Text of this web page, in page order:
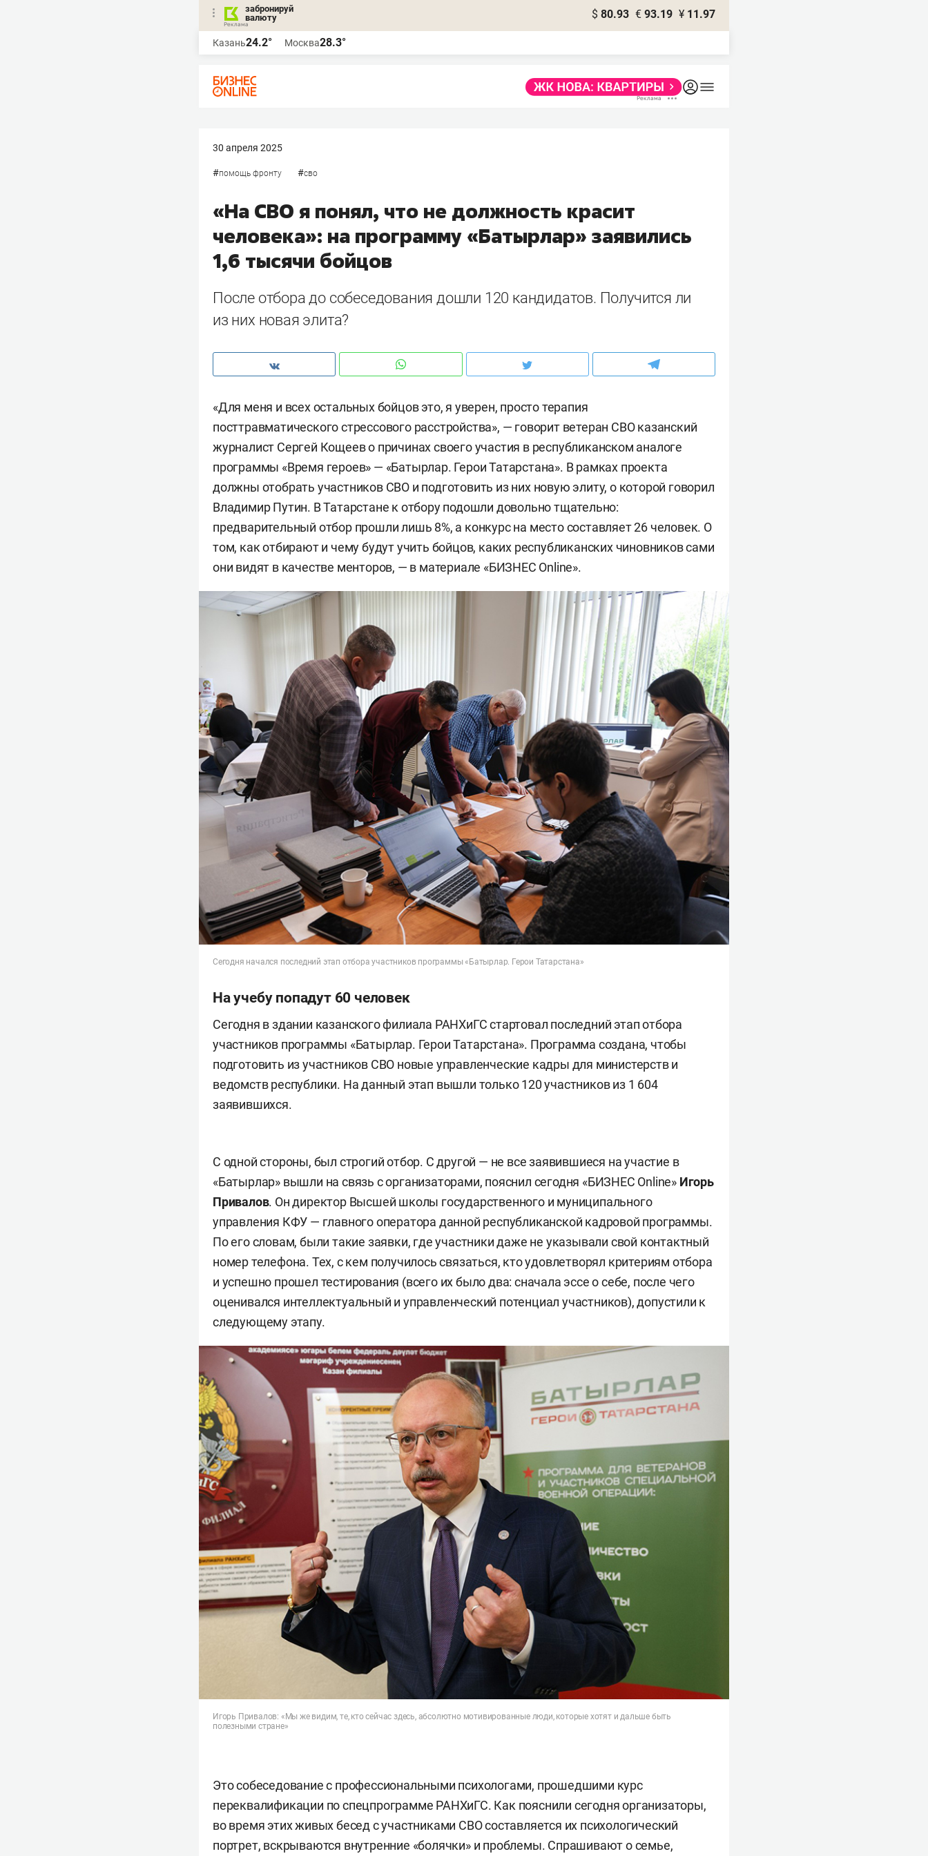
забронируй
валюту
$ 80.93 € 93.19 ¥ 11.97
Казань24.2° Москва28.3°
30 апреля 2025
#помощь фронту #сво
«На СВО я понял, что не должность красит
человека»: на программу «Батырлар» заявились
1,6 тысячи бойцов
После отбора до собеседования дошли 120 кандидатов. Получится ли
из них новая элита?
«Для меня и всех остальных бойцов это, я уверен, просто терапия
посттравматического стрессового расстройства», — говорит ветеран СВО казанский
журналист Сергей Кощеев о причинах своего участия в республиканском аналоге
программы «Время героев» — «Батырлар. Герои Татарстана». В рамках проекта
должны отобрать участников СВО и подготовить из них новую элиту, о которой говорил
Владимир Путин. В Татарстане к отбору подошли довольно тщательно:
предварительный отбор прошли лишь 8%, а конкурс на место составляет 26 человек. О
том, как отбирают и чему будут учить бойцов, каких республиканских чиновников сами
они видят в качестве менторов, — в материале «БИЗНЕС Online».
Сегодня начался последний этап отбора участников программы «Батырлар. Герои Татарстана»
На учебу попадут 60 человек
Сегодня в здании казанского филиала РАНХиГС стартовал последний этап отбора
участников программы «Батырлар. Герои Татарстана». Программа создана, чтобы
подготовить из участников СВО новые управленческие кадры для министерств и
ведомств республики. На данный этап вышли только 120 участников из 1 604
заявившихся.
С одной стороны, был строгий отбор. С другой — не все заявившиеся на участие в
«Батырлар» вышли на связь с организаторами, пояснил сегодня «БИЗНЕС Online» Игорь
Привалов. Он директор Высшей школы государственного и муниципального
управления КФУ — главного оператора данной республиканской кадровой программы.
По его словам, были такие заявки, где участники даже не указывали свой контактный
номер телефона. Тех, с кем получилось связаться, кто удовлетворял критериям отбора
и успешно прошел тестирования (всего их было два: сначала эссе о себе, после чего
оценивался интеллектуальный и управленческий потенциал участников), допустили к
следующему этапу.
Игорь Привалов: «Мы же видим, те, кто сейчас здесь, абсолютно мотивированные люди, которые хотят и дальше быть
полезными стране»
Это собеседование с профессиональными психологами, прошедшими курс
переквалификации по спецпрограмме РАНХиГС. Как пояснили сегодня организаторы,
во время этих живых бесед с участниками СВО составляется их психологический
портрет, вскрываются внутренние «болячки» и проблемы. Спрашивают о семье,